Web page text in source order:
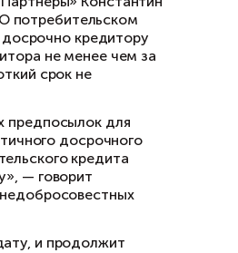
в Совкомбанке
досрочное погашение
досрочного погашения
или какие-либо комиссии.
пояснил
исключаю, что банки
внести
досрочного
досрочному